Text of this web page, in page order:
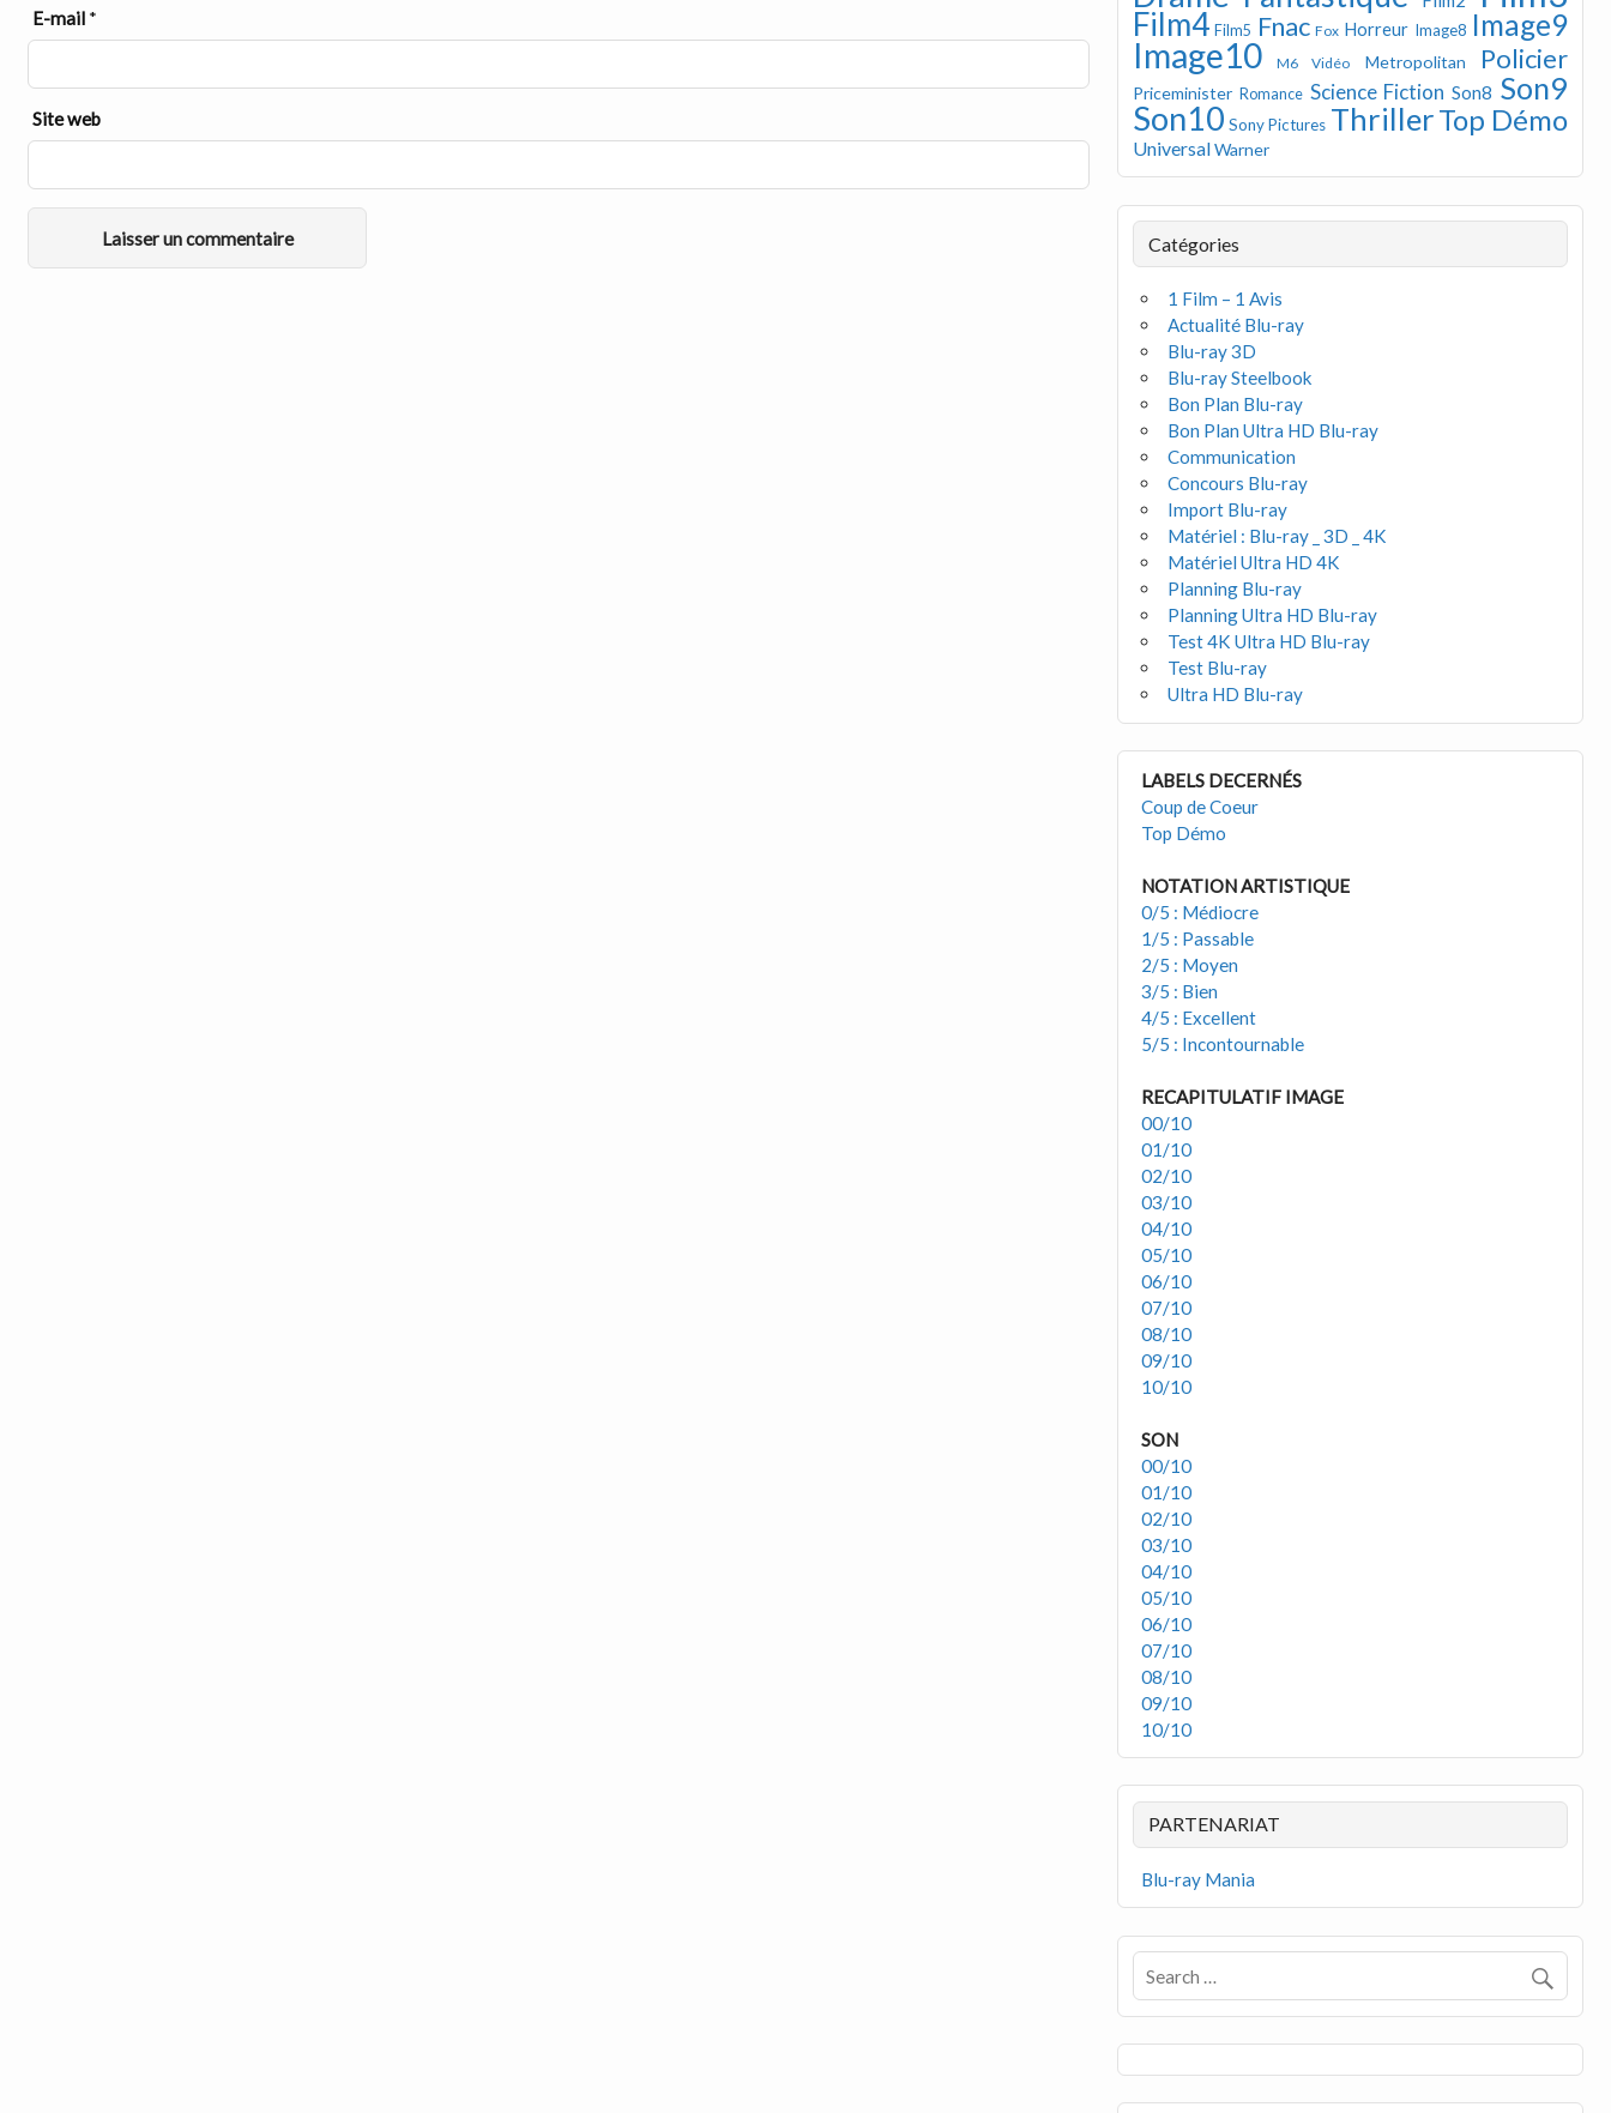
E-mail *
Site web
Film4 Film5 Fnac Fox Horreur Image8 Image9
Image10 M6 Vidéo Metropolitan Policier
Priceminister Romance Science Fiction Son8 Son9
Son10 Sony Pictures ThrillerTop Démo
UniversalWarner
Catégories
1 Film – 1 Avis
Actualité Blu-ray
Blu-ray 3D
Blu-ray Steelbook
Bon Plan Blu-ray
Bon Plan Ultra HD Blu-ray
Communication
Concours Blu-ray
Import Blu-ray
Matériel : Blu-ray _ 3D _ 4K
Matériel Ultra HD 4K
Planning Blu-ray
Planning Ultra HD Blu-ray
Test 4K Ultra HD Blu-ray
Test Blu-ray
Ultra HD Blu-ray
LABELS DECERNÉS
Coup de Coeur
Top Démo
NOTATION ARTISTIQUE
0/5 : Médiocre
1/5 : Passable
2/5 : Moyen
3/5 : Bien
4/5 : Excellent
5/5 : Incontournable
RECAPITULATIF IMAGE
00/10
01/10
02/10
03/10
04/10
05/10
06/10
07/10
08/10
09/10
10/10
SON
00/10
01/10
02/10
03/10
04/10
05/10
06/10
07/10
08/10
09/10
10/10
PARTENARIAT
Blu-ray Mania